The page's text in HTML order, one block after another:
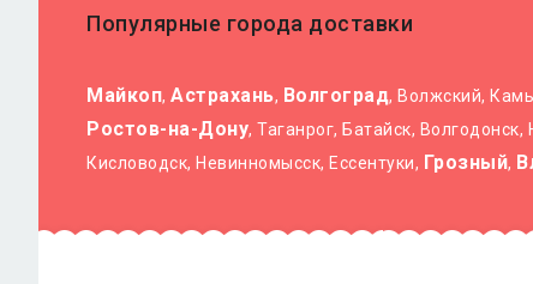
Популярные города доставки
Майкоп, Астрахань, Волгоград, Волжский,
Ростов-на-Дону, Таганрог, Батайск,
Кисловодск, Невинномысск, Ессентуки, Грозный,